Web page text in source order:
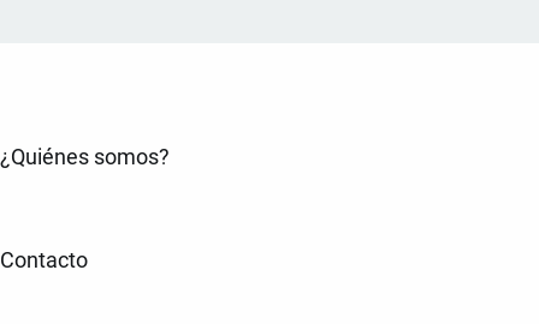
¿Quiénes somos?
Contacto